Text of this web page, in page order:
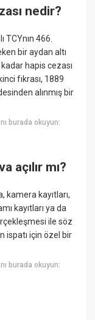
nedir?
TCYnın 466.
bir aydan altı
hapis cezası
fıkrası, 1889
alınmış bir
burada okuyun:
açılır mı?
kamera kayıtları,
kayıtları ya da
ile söz
ispatı için özel bir
burada okuyun: